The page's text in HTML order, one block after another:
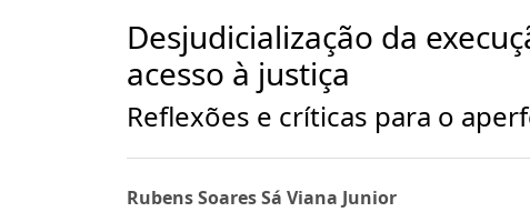
Desjudicialização da
acesso à justiça
Reflexões e críticas para o
Rubens Soares Sá Viana Junior